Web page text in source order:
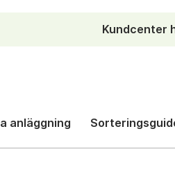
Kundcenter
anläggning